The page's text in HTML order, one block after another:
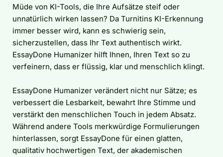
Müde von KI-Tools, die Ihre Aufsätze steif oder
unnatürlich wirken lassen? Da Turnitins KI-Erkennung
immer besser wird, kann es schwierig sein,
sicherzustellen, dass Ihr Text authentisch wirkt.
EssayDone Humanizer hilft Ihnen, Ihren Text so zu
verfeinern, dass er flüssig, klar und menschlich klingt.
EssayDone Humanizer verändert nicht nur Sätze; es
verbessert die Lesbarkeit, bewahrt Ihre Stimme und
verstärkt den menschlichen Touch in jedem Absatz.
Während andere Tools merkwürdige Formulierungen
hinterlassen, sorgt EssayDone für einen glatten,
qualitativ hochwertigen Text, der akademischen